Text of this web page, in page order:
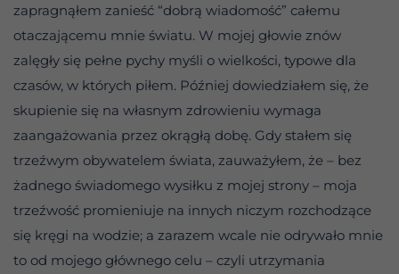
zapragnąłem zanieść “dobrą wiadomość” całemu
otaczającemu mnie światu. W mojej głowie znów
zalęgły się pełne pychy myśli o wielkości, typowe dla
czasów, w których piłem. Później dowiedziałem się, że
skupienie się na własnym zdrowieniu wymaga
zaangażowania przez okrągłą dobę. Gdy stałem się
trzeźwym obywatelem świata, zauważyłem, że – bez
żadnego świadomego wysiłku z mojej strony – moja
trzeźwość promieniuje na innych niczym rozchodzące
się kręgi na wodzie; a zarazem wcale nie odrywało mnie
to od mojego głównego celu – czyli utrzymania